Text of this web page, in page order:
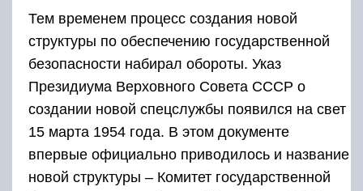
Тем временем процесс создания новой
структуры по обеспечению государственной
безопасности набирал обороты. Указ
Президиума Верховного Совета СССР о
создании новой спецслужбы появился на свет
15 марта 1954 года. В этом документе
впервые официально приводилось и название
новой структуры – Комитет государственной